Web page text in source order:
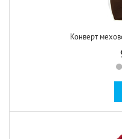
Конверт